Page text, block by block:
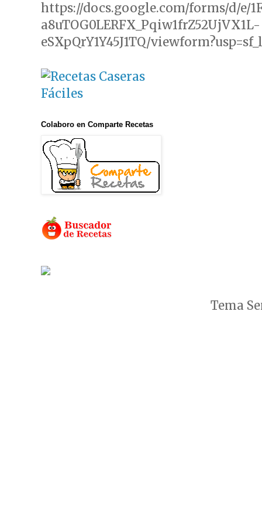
https://docs.google.com/forms/d/e/
a8uTOG0LERFX_Pqiw1frZ52UjVX1L-
eSXpQrY1Y45J1TQ/
Colaboro en Comparte Recetas
Tema